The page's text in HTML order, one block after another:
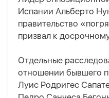
Испании Альберто
правительство
призвал к
Отдельные
отношении бывшего
Луис Родригес